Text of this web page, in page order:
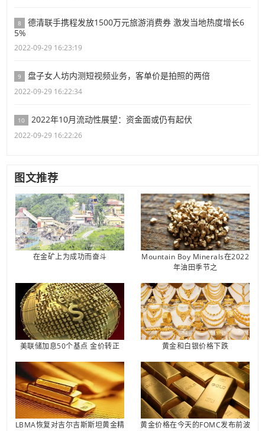
8
德清联手携程发放1500万元旅游消费券 激发当地热度增长6
5%
2022-09-29 16:23:19
9 盘子女人坊内测短视频业务，客单价是拍照的两倍
2022-09-29 16:22:34
10 2022年10月流动性展望：资金面或仍有起伏
2022-09-29 16:22:26
图文推荐
在金矿上为成功而奋斗
Mountain Boy Minerals在2022
年油田季节之
美联储加息50个基点 金价转正 黄金和白银价格下跌
LBMA恢复对吉尔吉斯斯坦黄金精
黄金价格在今天的FOMC发布前波